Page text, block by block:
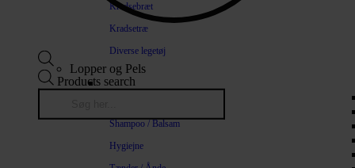
Kradsebræt
Kradsetræ
Diverse legetøj
Lopper og Pels
Shampoo / Balsam
Hygiejne
Products search